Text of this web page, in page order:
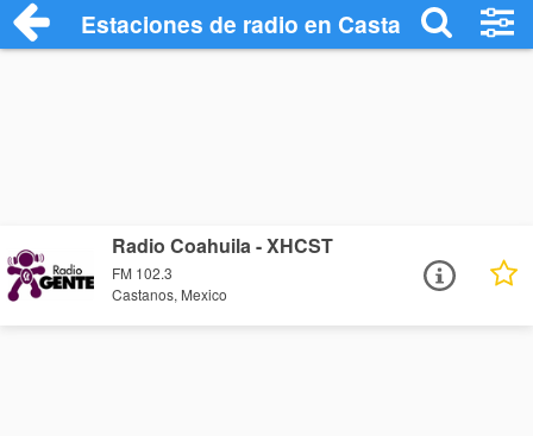
Estaciones de radio en Castanos -
Radio Coahuila - XHCST
FM 102.3
Castanos, Mexico